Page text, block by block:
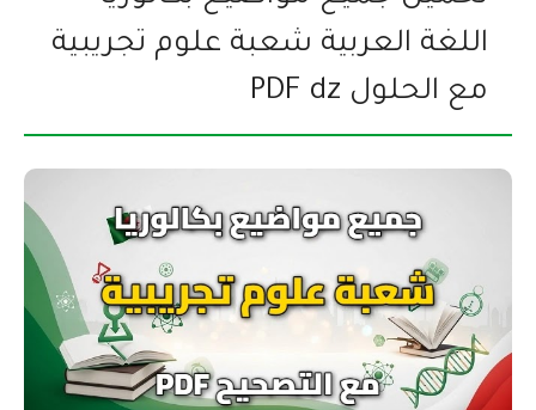
اللغة العربية شعبة علوم تجريبية
مع الحلول PDF dz